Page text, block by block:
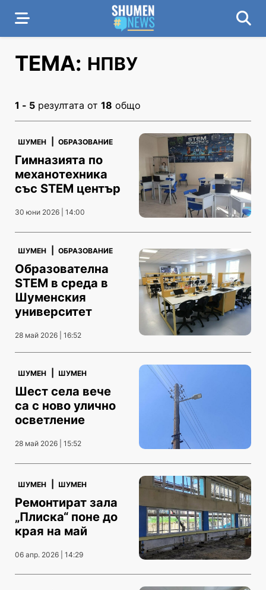
ТЕМА: НПВУ
1 - 5 резултата от 18 общо
ШУМЕН ОБРАЗОВАНИЕ
Гимназията по
механотехника
със STEM център
30 юни 2026 | 14:00
ШУМЕН ОБРАЗОВАНИЕ
Образователна
STEM в среда в
Шуменския
университет
28 май 2026 | 16:52
ШУМЕН ШУМЕН
Шест села вече
са с ново улично
осветление
28 май 2026 | 15:52
ШУМЕН ШУМЕН
Ремонтират зала
„Плиска“ поне до
края на май
06 апр. 2026 | 14:29